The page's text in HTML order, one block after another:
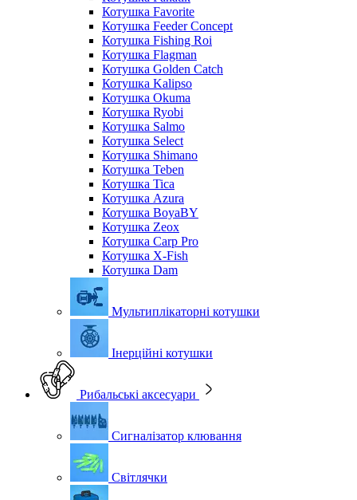
Котушка Favorite
Котушка Feeder Concept
Котушка Fishing Roi
Котушка Flagman
Котушка Golden Catch
Котушка Kalipso
Котушка Okuma
Котушка Ryobi
Котушка Salmo
Котушка Select
Котушка Shimano
Котушка Teben
Котушка Tica
Котушка Azura
Котушка BoyaBY
Котушка Zeox
Котушка Carp Pro
Котушка X-Fish
Котушка Dam
Мультиплікаторні котушки
Інерційні котушки
Рибальські аксесуари
Сигналізатор клювання
Світлячки